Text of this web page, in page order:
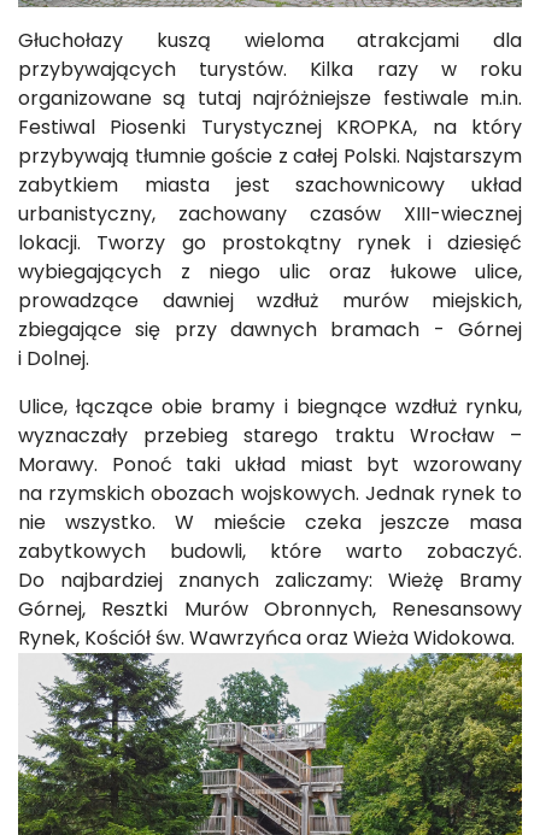
Głuchołazy kuszą wieloma atrakcjami dla
przybywających turystów. Kilka razy w roku
organizowane są tutaj najróżniejsze festiwale m.in.
Festiwal Piosenki Turystycznej KROPKA, na który
przybywają tłumnie goście z całej Polski. Najstarszym
zabytkiem miasta jest szachownicowy układ
urbanistyczny, zachowany czasów XIII-wiecznej
lokacji. Tworzy go prostokątny rynek i dziesięć
wybiegających z niego ulic oraz łukowe ulice,
prowadzące dawniej wzdłuż murów miejskich,
zbiegające się przy dawnych bramach - Górnej
i Dolnej.
Ulice, łączące obie bramy i biegnące wzdłuż rynku,
wyznaczały przebieg starego traktu Wrocław –
Morawy. Ponoć taki układ miast byt wzorowany
na rzymskich obozach wojskowych. Jednak rynek to
nie wszystko. W mieście czeka jeszcze masa
zabytkowych budowli, które warto zobaczyć.
Do najbardziej znanych zaliczamy: Wieżę Bramy
Górnej, Resztki Murów Obronnych, Renesansowy
Rynek, Kościół św. Wawrzyńca oraz Wieża Widokowa.